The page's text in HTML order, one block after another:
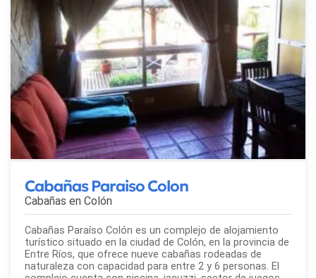
Cabañas Paraiso Colon
Cabañas en Colón
Cabañas Paraíso Colón es un complejo de alojamiento
turístico situado en la ciudad de Colón, en la provincia de
Entre Ríos, que ofrece nueve cabañas rodeadas de
naturaleza con capacidad para entre 2 y 6 personas. El